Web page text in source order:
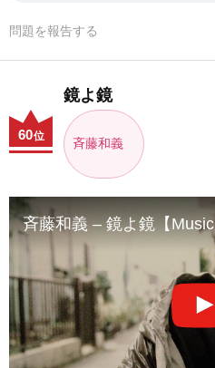
問題を報告する
鏡よ鏡
斉藤和義
60位
斉藤和義 – 鏡よ鏡【